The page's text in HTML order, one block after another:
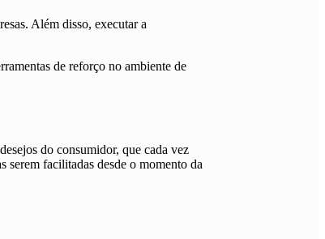
Além disso, executar a
de reforço no ambiente de
do consumidor, que cada vez
serem facilitadas desde o momento da